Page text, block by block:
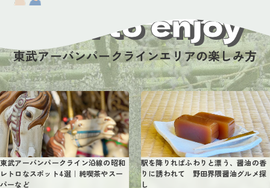
東武アーバンパークラインエリアの楽しみ方
How to enjoy
東武アーバンパークライン沿線の昭和
レトロなスポット4選｜純喫茶やスー
パーなど
駅を降りればふわりと漂う、醤油の香
りに誘われて 野田界隈醤油グルメ探
し